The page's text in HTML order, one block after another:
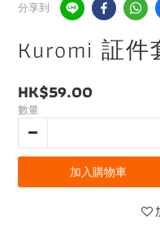
費。(
分享到
Kuromi 証件
HK$59.00
數量
加入購物車